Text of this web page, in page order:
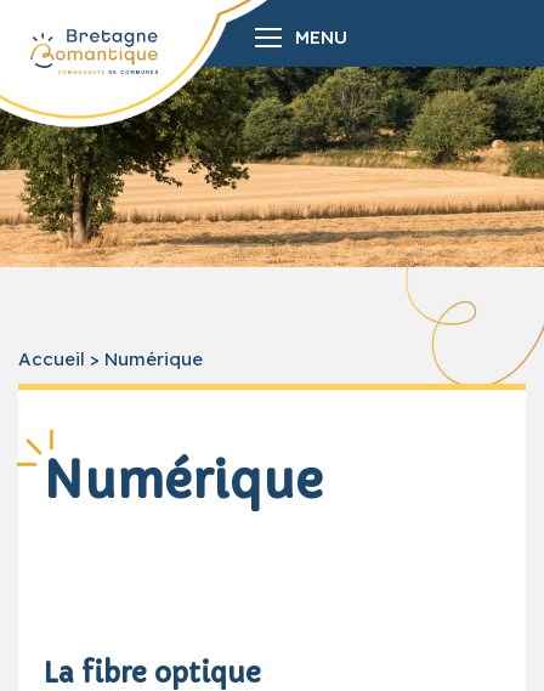
MENU
Accueil > Numérique
Numérique
La fibre optique